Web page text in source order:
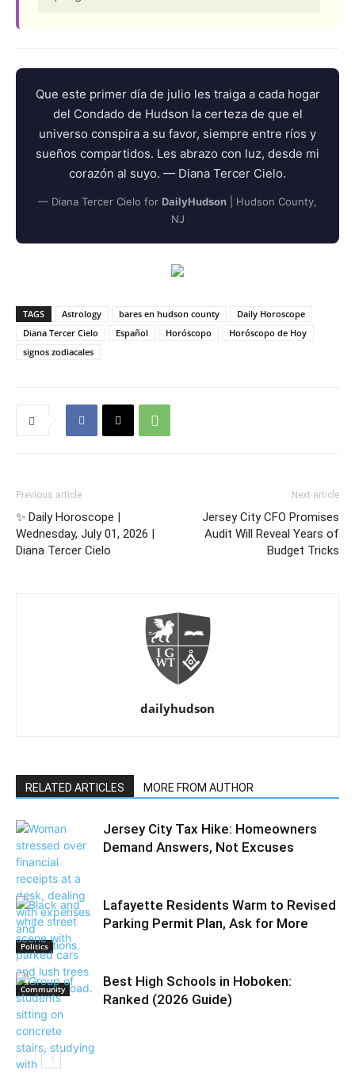
Que este primer día de julio les traiga a cada hogar
del Condado de Hudson la certeza de que el
universo conspira a su favor, siempre entre ríos y
sueños compartidos. Les abrazo con luz, desde mi
corazón al suyo. — Diana Tercer Cielo.
— Diana Tercer Cielo for DailyHudson | Hudson County,
NJ
TAGS Astrology bares en hudson county
Daily Horoscope
Diana Tercer Cielo
Español Horóscopo
Horóscopo de Hoy
signos zodiacales
Previous article
✨ Daily Horoscope |
Wednesday, July 01, 2026 |
Diana Tercer Cielo
Next article
Jersey City CFO Promises
Audit Will Reveal Years of
Budget Tricks
dailyhudson
RELATED ARTICLES MORE FROM AUTHOR
Politics
Jersey City Tax Hike: Homeowners
Demand Answers, Not Excuses
Community
Lafayette Residents Warm to Revised
Parking Permit Plan, Ask for More
Best High Schools in Hoboken:
Ranked (2026 Guide)